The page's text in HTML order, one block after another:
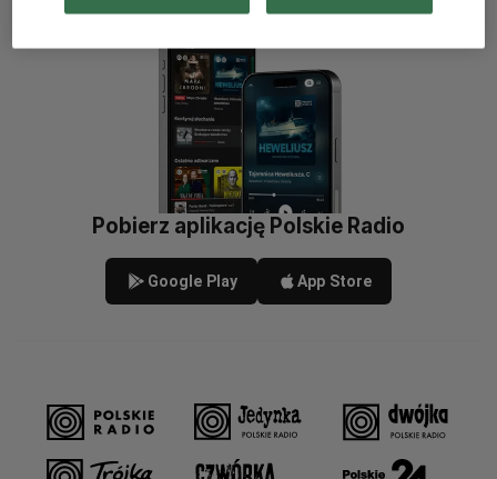
Pobierz aplikację Polskie Radio
Google Play App Store